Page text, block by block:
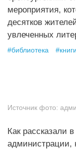
мероприятия,
десятков
увлеченных
#библиотека #книги
Источник фото:
Как рассказали
администрации,